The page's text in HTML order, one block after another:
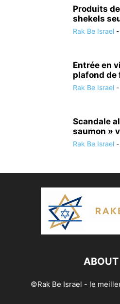
Produits
shekels
Rak Be Israel -
Entrée en
plafond de
Rak Be Israel -
Scandale
saumon »
Rak Be Israel -
©Rak Be Israel - le